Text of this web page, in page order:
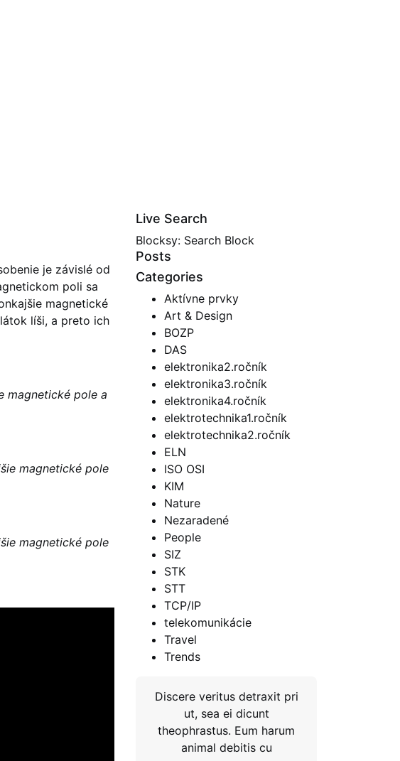
je závislé od
poli sa
magnetické
líši, a preto ich
magnetické pole a
magnetické pole
magnetické pole
Live Search
Blocksy: Search Block
Posts
Categories
Aktívne prvky
Art & Design
BOZP
DAS
elektronika2.ročník
elektronika3.ročník
elektronika4.ročník
elektrotechnika1.ročník
elektrotechnika2.ročník
ELN
ISO OSI
KIM
Nature
Nezaradené
People
SIZ
STK
STT
TCP/IP
telekomunikácie
Travel
Trends
Discere veritus detraxit pri
ut, sea ei dicunt
theophrastus. Eum harum
animal debitis cu